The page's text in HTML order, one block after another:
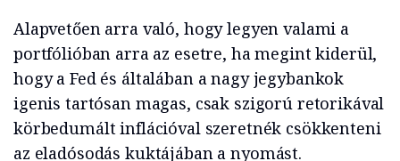
Alapvetően arra való, hogy legyen valami a
portfólióban arra az esetre, ha megint kiderül,
hogy a Fed és általában a nagy jegybankok
igenis tartósan magas, csak szigorú retorikával
körbedumált inflációval szeretnék csökkenteni
az eladósodás kuktájában a nyomást.